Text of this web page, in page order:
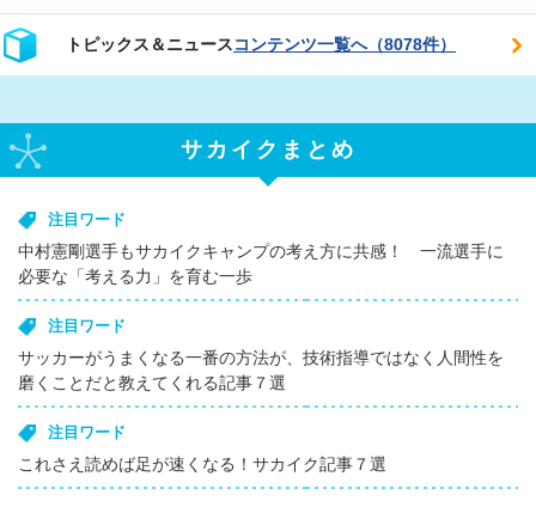
トピックス＆ニュースコンテンツ一覧へ（8078件）
サカイクまとめ
注目ワード
中村憲剛選手もサカイクキャンプの考え方に共感！ 一流選手に
必要な「考える力」を育む一歩
注目ワード
サッカーがうまくなる一番の方法が、技術指導ではなく人間性を
磨くことだと教えてくれる記事７選
注目ワード
これさえ読めば足が速くなる！サカイク記事７選